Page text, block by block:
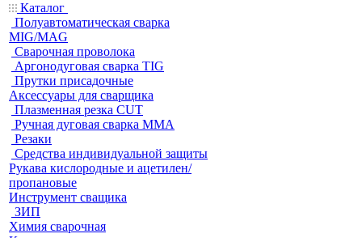
Каталог
Полуавтоматическая сварка
MIG/MAG
Cварочная проволока
Аргонодуговая сварка TIG
Прутки присадочные
Аксессуары для сварщика
Плазменная резка CUT
Ручная дуговая сварка MMA
Резаки
Средства индивидуальной защиты
Рукава кислородные и ацетилен/
пропановые
Инструмент сващика
ЗИП
Химия сварочная